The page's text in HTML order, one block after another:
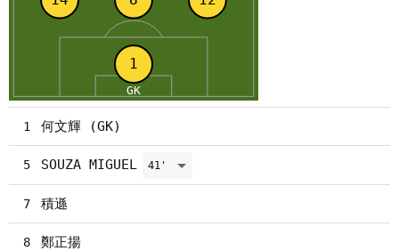
1 何文輝 (GK)
5 SOUZA MIGUEL 41'
7 積遜
8 鄭正揚